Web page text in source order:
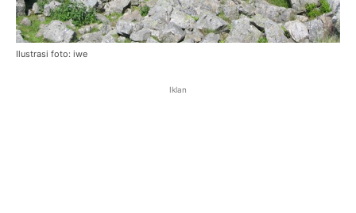
Ilustrasi foto: iwe
Iklan